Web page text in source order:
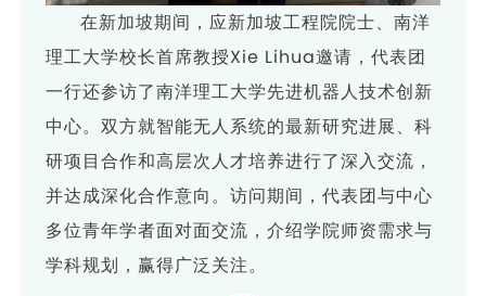
在新加坡期间，应新加坡工程院院士、南洋
理工大学校长首席教授Xie Lihua邀请，代表团
一行还参访了南洋理工大学先进机器人技术创新
中心。双方就智能无人系统的最新研究进展、科
研项目合作和高层次人才培养进行了深入交流，
并达成深化合作意向。访问期间，代表团与中心
多位青年学者面对面交流，介绍学院师资需求与
学科规划，赢得广泛关注。